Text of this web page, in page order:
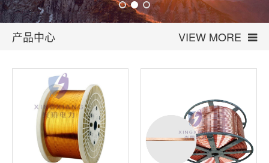
产品中心 VIEW MORE